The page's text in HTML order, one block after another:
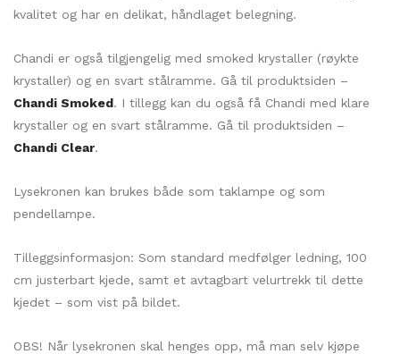
kvalitet og har en delikat, håndlaget belegning.
Chandi er også tilgjengelig med smoked krystaller (røykte
krystaller) og en svart stålramme. Gå til produktsiden –
Chandi Smoked. I tillegg kan du også få Chandi med klare
krystaller og en svart stålramme. Gå til produktsiden –
Chandi Clear.
Lysekronen kan brukes både som taklampe og som
pendellampe.
Tilleggsinformasjon: Som standard medfølger ledning, 100
cm justerbart kjede, samt et avtagbart velurtrekk til dette
kjedet – som vist på bildet.
OBS! Når lysekronen skal henges opp, må man selv kjøpe